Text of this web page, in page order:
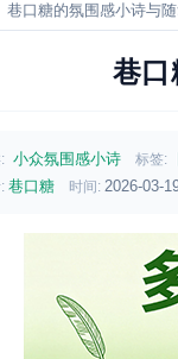
巷口糖的氛围感小诗与
巷口
小众氛围感小诗 标签:
巷口糖 时间: 2026-03-